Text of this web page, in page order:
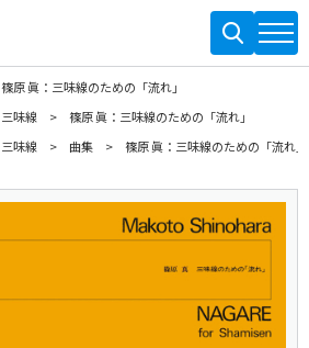
篠原 眞：三味線のための「流れ」
三味線
篠原 眞：三味線のための「流れ」
三味線 曲集 篠原 眞：三味線のための「流れ」